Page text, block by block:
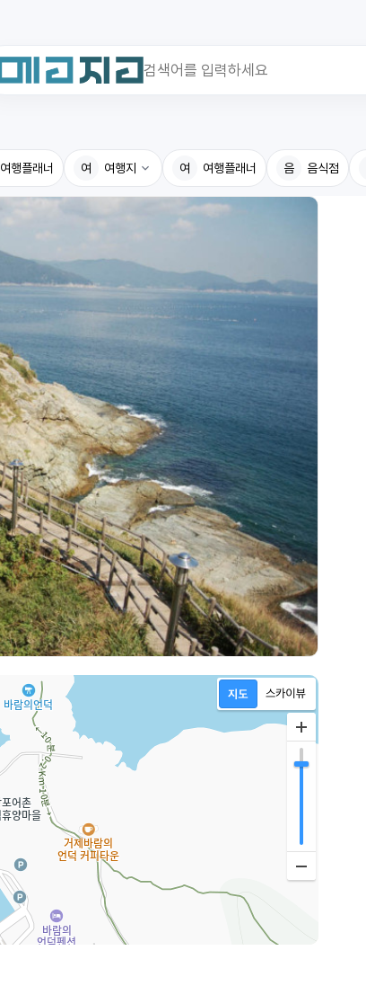
여행플래너 여 여행지
휴게소
전기충전소
식물도감
여 여행플래너 음 음식점
최근 검색어가 없습니다.